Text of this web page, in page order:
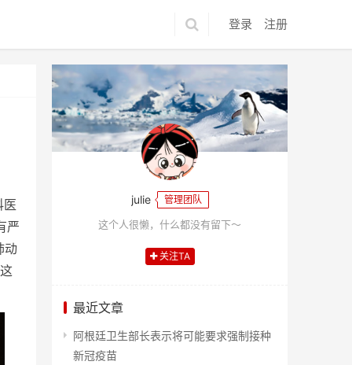
登录 注册
医
严
动
julie 管理团队
这个人很懒，什么都没有留下～
关注TA
最近文章
阿根廷卫生部长表示将可能要求强制接种
新冠疫苗